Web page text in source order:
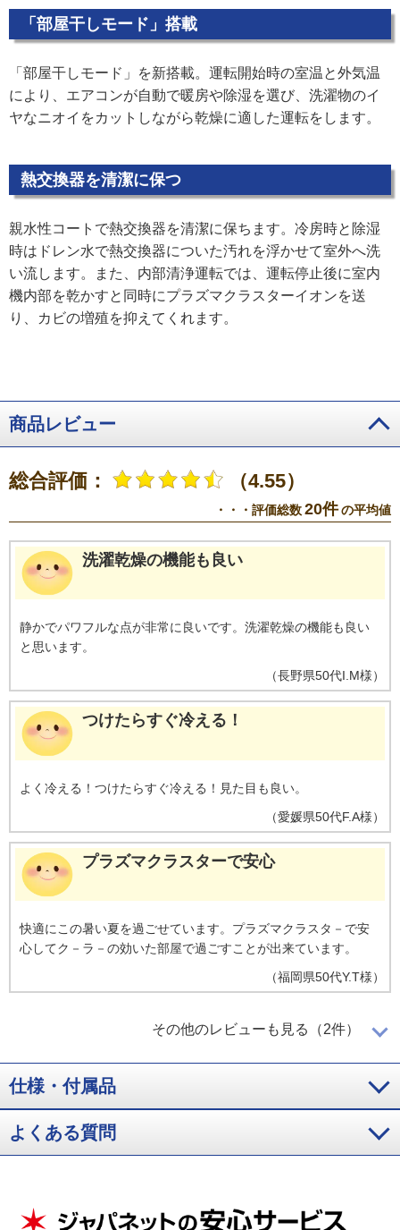
「部屋干しモード」搭載
「部屋干しモード」を新搭載。運転開始時の室温と外気温
により、エアコンが自動で暖房や除湿を選び、洗濯物のイ
ヤなニオイをカットしながら乾燥に適した運転をします。
熱交換器を清潔に保つ
親水性コートで熱交換器を清潔に保ちます。冷房時と除湿
時はドレン水で熱交換器についた汚れを浮かせて室外へ洗
い流します。また、内部清浄運転では、運転停止後に室内
機内部を乾かすと同時にプラズマクラスターイオンを送
り、カビの増殖を抑えてくれます。
商品レビュー
総合評価： （4.55）
・・・評価総数20件の平均値
洗濯乾燥の機能も良い
静かでパワフルな点が非常に良いです。洗濯乾燥の機能も良い
と思います。
（長野県50代I.M様）
つけたらすぐ冷える！
よく冷える！つけたらすぐ冷える！見た目も良い。
（愛媛県50代F.A様）
プラズマクラスターで安心
快適にこの暑い夏を過ごせています。プラズマクラスタ－で安
心してク－ラ－の効いた部屋で過ごすことが出来ています。
（福岡県50代Y.T様）
部屋干しがすぐ乾いて嬉しいです
部屋干しの風量が強く割と直ぐに乾いて嬉しいです。冷房機能
も以前の物より効きが良い気がします。
T.J様）
その他のレビューも見る（2件）
仕様・付属品
よくある質問